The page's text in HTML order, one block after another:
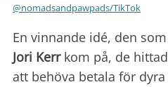
@nomadsandpawpads/TikTok
En vinnande idé, den som
Jori Kerrkom på, de
att behöva betala för